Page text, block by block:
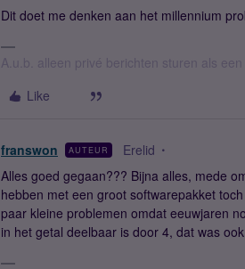
Dit doet me denken aan het millennium
A.u.b. alleen privé berichten sturen als een
Like
franswon AUTEUR Erelid
Alles goed gegaan??? Bijna alles, mede
hebben met een groot softwarepakket
paar kleine problemen omdat eeuwjaren
in het getal deelbaar is door 4, dat was